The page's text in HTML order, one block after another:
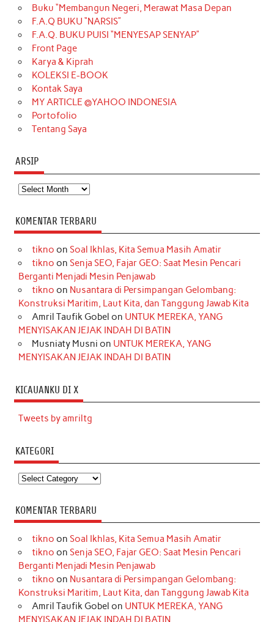
b
o
o
k
a
g
r
a
m
o
k
e
r
e
d
t
e
u
b
Buku “Membangun Negeri, Merawat Masa Depan
F.A.Q BUKU “NARSIS”
F.A.Q. BUKU PUISI “MENYESAP SENYAP”
Front Page
Karya & Kiprah
KOLEKSI E-BOOK
Kontak Saya
MY ARTICLE @YAHOO INDONESIA
Portofolio
Tentang Saya
ARSIP
Arsip
KOMENTAR TERBARU
tikno on Soal Ikhlas, Kita Semua Masih Amatir
tikno on Senja SEO, Fajar GEO: Saat Mesin Pencari
Berganti Menjadi Mesin Penjawab
tikno on Nusantara di Persimpangan Gelombang:
Konstruksi Maritim, Laut Kita, dan Tanggung Jawab Kita
Amril Taufik Gobel on UNTUK MEREKA, YANG
MENYISAKAN JEJAK INDAH DI BATIN
Musniaty Musni on UNTUK MEREKA, YANG
MENYISAKAN JEJAK INDAH DI BATIN
KICAUANKU DI X
Tweets by amriltg
KATEGORI
Kategori
KOMENTAR TERBARU
tikno on Soal Ikhlas, Kita Semua Masih Amatir
tikno on Senja SEO, Fajar GEO: Saat Mesin Pencari
Berganti Menjadi Mesin Penjawab
tikno on Nusantara di Persimpangan Gelombang:
Konstruksi Maritim, Laut Kita, dan Tanggung Jawab Kita
Amril Taufik Gobel on UNTUK MEREKA, YANG
MENYISAKAN JEJAK INDAH DI BATIN